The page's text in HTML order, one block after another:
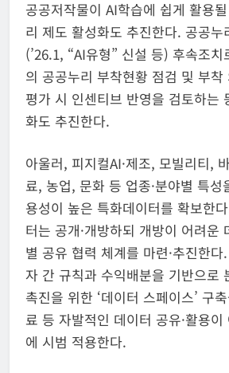
공공저작물이 AI학습에 쉽게 활용
리 제도 활성화도 추진한다. 공공누
(’26.1, “AI유형” 신설 등) 후속조치
의 공공누리 부착현황 점검 및 부착
평가 시 인센티브 반영을 검토하는
화도 추진한다.
아울러, 피지컬AI·제조, 모빌리티,
료, 농업, 문화 등 업종·분야별 특성
용성이 높은 특화데이터를 확보한
터는 공개·개방하되 개방이 어려운
별 공유 협력 체계를 마련·추진한다
자 간 규칙과 수익배분을 기반으로
촉진을 위한 ‘데이터 스페이스’ 구
료 등 자발적인 데이터 공유·활용
에 시범 적용한다.